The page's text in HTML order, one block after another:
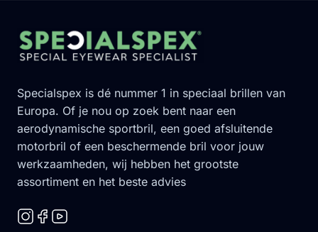
Specialspex is dé nummer 1 in speciaal brillen van
Europa. Of je nou op zoek bent naar een
aerodynamische sportbril, een goed afsluitende
motorbril of een beschermende bril voor jouw
werkzaamheden, wij hebben het grootste
assortiment en het beste advies